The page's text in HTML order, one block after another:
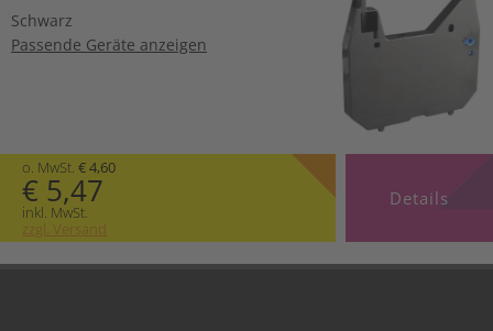
Schwarz
Passende Geräte anzeigen
o. MwSt. € 4,60
€ 5,47
inkl. MwSt.
zzgl. Versand
Details